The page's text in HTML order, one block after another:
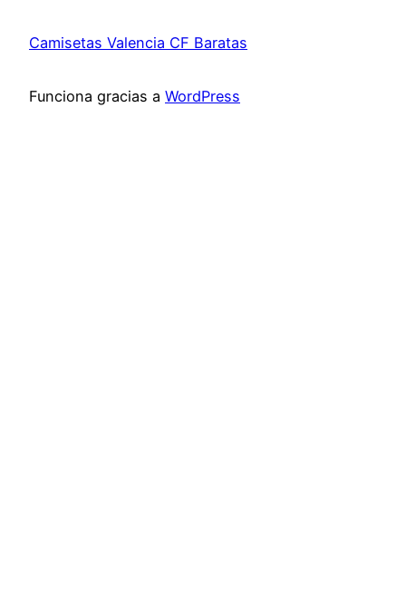
Camisetas Valencia CF Baratas
Funciona gracias a WordPress